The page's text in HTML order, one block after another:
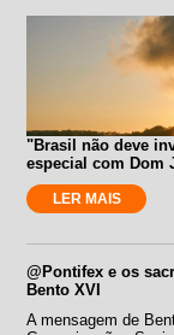
"Brasil não deve
especial com Dom
LER MAIS
@Pontifex e os
Bento XVI
A mensagem de